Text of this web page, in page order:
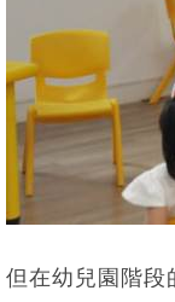
但在幼兒園階段